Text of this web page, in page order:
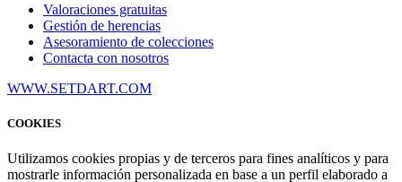
Valoraciones gratuitas
Gestión de herencias
Asesoramiento de colecciones
Contacta con nosotros
WWW.SETDART.COM
COOKIES
Utilizamos cookies propias y de terceros para fines analíticos y para
mostrarle información personalizada en base a un perfil elaborado a